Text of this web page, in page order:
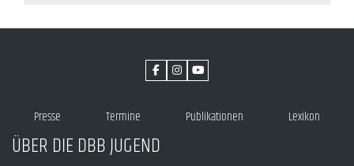
Presse Termine Publikationen Lexikon
ÜBER DIE DBB JUGEND